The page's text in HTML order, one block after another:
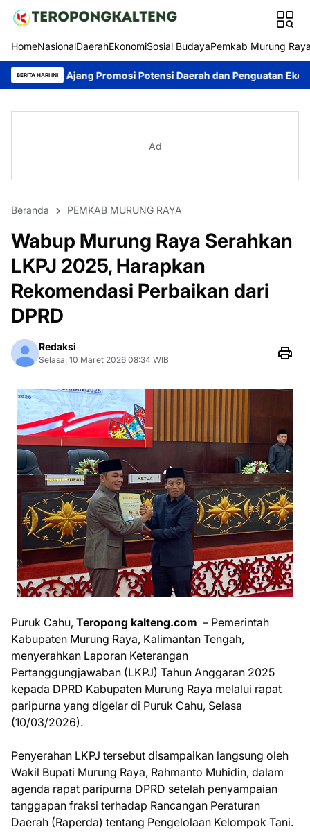
HomeNasionalDaerahEkonomiSosial BudayaPemkab Murung
BERITA HARI INIPotensi Daerah dan Penguatan Ekonomi Lokal
Ad
Beranda PEMKAB MURUNG RAYA
Wabup Murung Raya Serahkan
LKPJ 2025, Harapkan
Rekomendasi Perbaikan dari
DPRD
Redaksi
Selasa, 10 Maret 2026 08:34 WIB
Puruk Cahu, Teropong kalteng.com – Pemerintah
Kabupaten Murung Raya, Kalimantan Tengah,
menyerahkan Laporan Keterangan
Pertanggungjawaban (LKPJ) Tahun Anggaran 2025
kepada DPRD Kabupaten Murung Raya melalui rapat
paripurna yang digelar di Puruk Cahu, Selasa
(10/03/2026).
Penyerahan LKPJ tersebut disampaikan langsung oleh
Wakil Bupati Murung Raya, Rahmanto Muhidin, dalam
agenda rapat paripurna DPRD setelah penyampaian
tanggapan fraksi terhadap Rancangan Peraturan
Daerah (Raperda) tentang Pengelolaan Kelompok Tani.